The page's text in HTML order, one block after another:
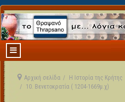
Αρχική σελίδα
Η Ιστορία της Κρήτης
10. Βενετοκρατία ( 1204-1669μ.χ)